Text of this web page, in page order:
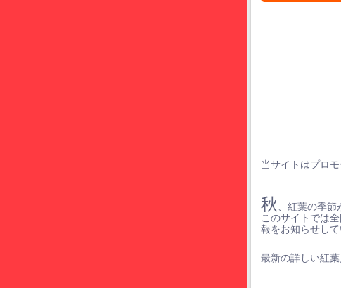
当サイトはプロ
秋
、紅葉の季
このサイトでは
報をお知らせして
最新の詳しい紅